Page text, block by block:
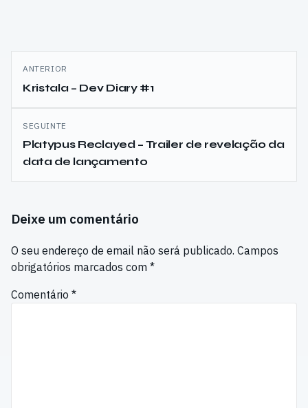
Navegação
de
artigos
ANTERIOR
Kristala – Dev Diary #1
SEGUINTE
Platypus Reclayed – Trailer de revelação da
data de lançamento
Deixe um comentário
O seu endereço de email não será publicado. Campos
obrigatórios marcados com *
Comentário *